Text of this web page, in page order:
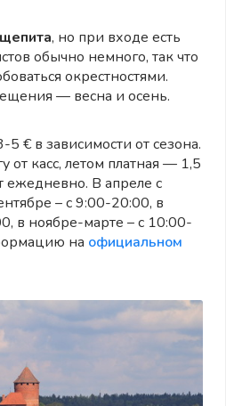
, но при входе есть
обычно немного, так что
окрестностями.
— весна и осень.
5 € в зависимости от сезона.
от касс, летом платная — 1,5
ежедневно. В апреле с
– с 9:00-20:00, в
в ноябре-марте – с 10:00-
на официальном